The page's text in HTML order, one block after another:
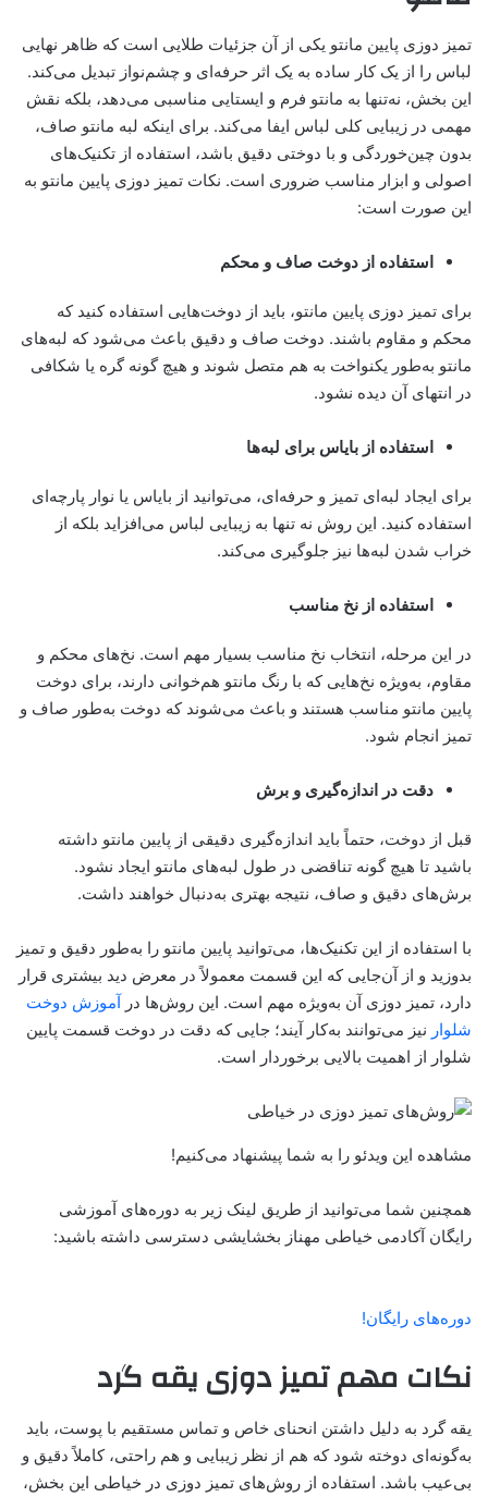
تمیز دوزی پایین مانتو یکی از آن جزئیات طلایی است که ظاهر نهایی
لباس را از یک کار ساده به یک اثر حرفه‌ای و چشم‌نواز تبدیل می‌کند.
این بخش، نه‌تنها به مانتو فرم و ایستایی مناسبی می‌دهد، بلکه نقش
مهمی در زیبایی کلی لباس ایفا می‌کند. برای اینکه لبه مانتو صاف،
بدون چین‌خوردگی و با دوختی دقیق باشد، استفاده از تکنیک‌های
اصولی و ابزار مناسب ضروری است. نکات تمیز دوزی پایین مانتو به
این صورت است:
استفاده از دوخت صاف و محکم
برای تمیز دوزی پایین مانتو، باید از دوخت‌هایی استفاده کنید که
محکم و مقاوم باشند. دوخت صاف و دقیق باعث می‌شود که لبه‌های
مانتو به‌طور یکنواخت به هم متصل شوند و هیچ گونه گره یا شکافی
در انتهای آن دیده نشود.
استفاده از بایاس برای لبه‌ها
برای ایجاد لبه‌ای تمیز و حرفه‌ای، می‌توانید از بایاس یا نوار پارچه‌ای
استفاده کنید. این روش نه تنها به زیبایی لباس می‌افزاید بلکه از
خراب شدن لبه‌ها نیز جلوگیری می‌کند.
استفاده از نخ مناسب
در این مرحله، انتخاب نخ مناسب بسیار مهم است. نخ‌های محکم و
مقاوم، به‌ویژه نخ‌هایی که با رنگ مانتو هم‌خوانی دارند، برای دوخت
پایین مانتو مناسب هستند و باعث می‌شوند که دوخت به‌طور صاف و
تمیز انجام شود.
دقت در اندازه‌گیری و برش
قبل از دوخت، حتماً باید اندازه‌گیری دقیقی از پایین مانتو داشته
باشید تا هیچ گونه تناقضی در طول لبه‌های مانتو ایجاد نشود.
برش‌های دقیق و صاف، نتیجه بهتری به‌دنبال خواهند داشت.
با استفاده از این تکنیک‌ها، می‌توانید پایین مانتو را به‌طور دقیق و تمیز
بدوزید و از آن‌جایی که این قسمت معمولاً در معرض دید بیشتری قرار
دارد، تمیز دوزی آن به‌ویژه مهم است. این روش‌ها درآموزش دوخت
شلوار نیز می‌توانند به‌کار آیند؛ جایی که دقت در دوخت قسمت پایین
شلوار از اهمیت بالایی برخوردار است.
مشاهده این ویدئو را به شما پیشنهاد می‌کنیم!
همچنین شما می‌توانید از طریق لینک زیر به دوره‌های آموزشی
رایگان آکادمی خیاطی مهناز بخشایشی دسترسی داشته باشید:
دوره‌های رایگان!
نکات مهم تمیز دوزی یقه گرد
یقه گرد به دلیل داشتن انحنای خاص و تماس مستقیم با پوست، باید
به‌گونه‌ای دوخته شود که هم از نظر زیبایی و هم راحتی، کاملاً دقیق و
بی‌عیب باشد. استفاده از روش‌های تمیز دوزی در خیاطی این بخش،